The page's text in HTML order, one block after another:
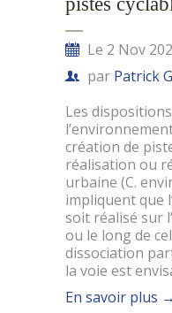
Le 2 Nov
par Patrick
Les
création de
réalisation ou
urbaine (C.
impliquent que
soit réalisé sur
ou le long de
dissociation
la voie est
En savoir plus →